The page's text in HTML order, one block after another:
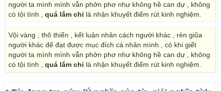
người ta mình mình vẫn phởn phơ như không hề can dự , không
có tội tình , quá lắm chỉ là nhận khuyết điểm rút kinh nghiệm.
Vội vàng , thô thiển , kết luận nhân cách người khác , rèn giũa
người khác để đạt được mục đích cá nhân mình , có khi giết
người ta mình mình vẫn phởn phơ như không hề can dự , không
có tội tình , quá lắm chỉ là nhận khuyết điểm rút kinh nghiệm.